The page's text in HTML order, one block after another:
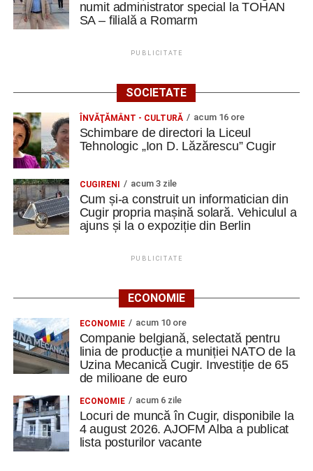
numit administrator special la TOHAN
SA – filială a Romarm
PUBLICITATE
SOCIETATE
ÎNVĂŢĂMÂNT - CULTURĂ acum 16 ore
Schimbare de directori la Liceul
Tehnologic „Ion D. Lăzărescu” Cugir
CUGIRENI acum 3 zile
Cum și-a construit un informatician din
Cugir propria mașină solară. Vehiculul a
ajuns și la o expoziție din Berlin
PUBLICITATE
ECONOMIE
ECONOMIE acum 10 ore
Companie belgiană, selectată pentru
linia de producție a muniției NATO de la
Uzina Mecanică Cugir. Investiție de 65
de milioane de euro
ECONOMIE acum 6 zile
Locuri de muncă în Cugir, disponibile la
4 august 2026. AJOFM Alba a publicat
lista posturilor vacante